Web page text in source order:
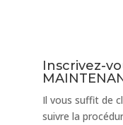
Inscrivez-
Il vous suffit de
suivre la